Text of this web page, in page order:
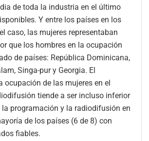
de toda la industria en el último
Y entre los países en los
caso, las mujeres representaban
que los hombres en la ocupación
de países: República Dominicana,
Singa-pur y Georgia. El
ocupación de las mujeres en el
tiende a ser incluso inferior
la programación y la radiodifusión en
de los países (6 de 8) con
fiables.